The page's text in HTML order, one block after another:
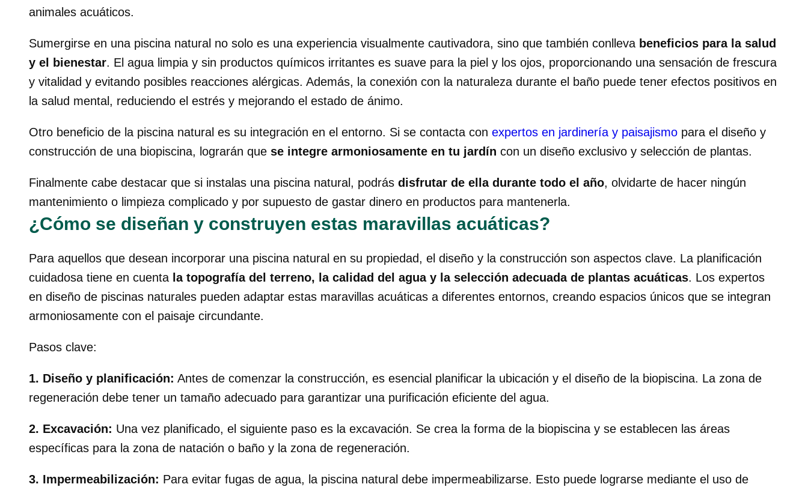
animales acuáticos.
Sumergirse en una piscina natural no solo es una experiencia visualmente cautivadora, sino que también conlleva beneficios para la salud
y el bienestar. El agua limpia y sin productos químicos irritantes es suave para la piel y los ojos, proporcionando una sensación de frescura
y vitalidad y evitando posibles reacciones alérgicas. Además, la conexión con la naturaleza durante el baño puede tener efectos positivos en
la salud mental, reduciendo el estrés y mejorando el estado de ánimo.
Otro beneficio de la piscina natural es su integración en el entorno. Si se contacta con expertos en jardinería y paisajismo para el diseño y
construcción de una biopiscina, lograrán que se integre armoniosamente en tu jardín con un diseño exclusivo y selección de plantas.
Finalmente cabe destacar que si instalas una piscina natural, podrás disfrutar de ella durante todo el año, olvidarte de hacer ningún
mantenimiento o limpieza complicado y por supuesto de gastar dinero en productos para mantenerla.
¿Cómo se diseñan y construyen estas maravillas acuáticas?
Para aquellos que desean incorporar una piscina natural en su propiedad, el diseño y la construcción son aspectos clave. La planificación
cuidadosa tiene en cuenta la topografía del terreno, la calidad del agua y la selección adecuada de plantas acuáticas. Los expertos
en diseño de piscinas naturales pueden adaptar estas maravillas acuáticas a diferentes entornos, creando espacios únicos que se integran
armoniosamente con el paisaje circundante.
Pasos clave:
1. Diseño y planificación: Antes de comenzar la construcción, es esencial planificar la ubicación y el diseño de la biopiscina. La zona de
regeneración debe tener un tamaño adecuado para garantizar una purificación eficiente del agua.
2. Excavación: Una vez planificado, el siguiente paso es la excavación. Se crea la forma de la biopiscina y se establecen las áreas
específicas para la zona de natación o baño y la zona de regeneración.
3. Impermeabilización: Para evitar fugas de agua, la piscina natural debe impermeabilizarse. Esto puede lograrse mediante el uso de